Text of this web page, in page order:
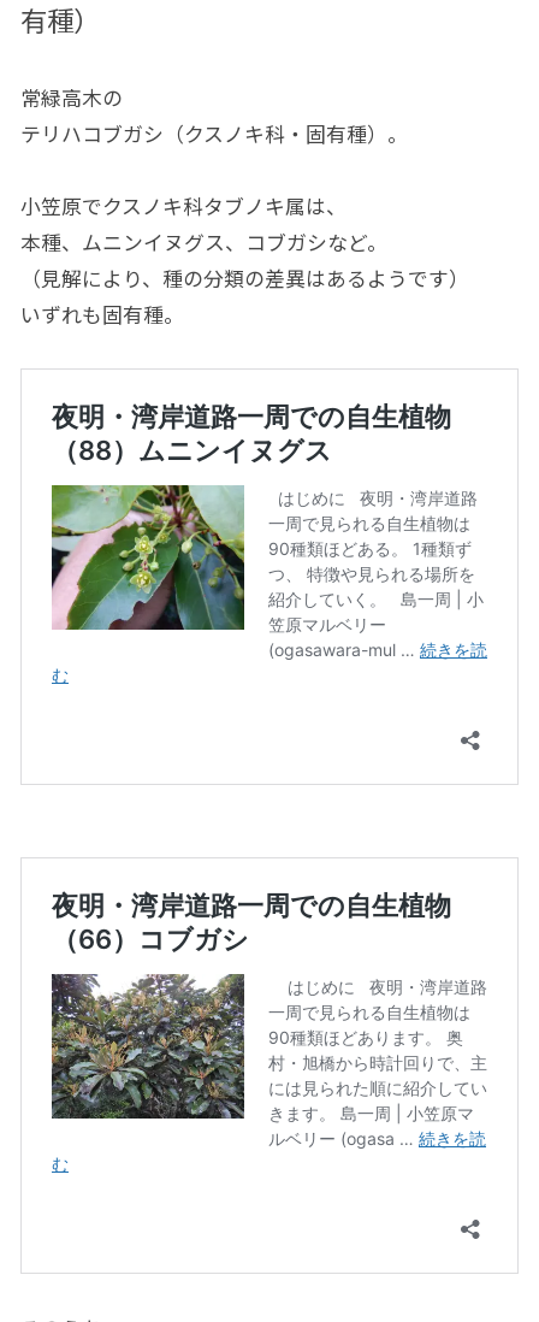
有種）
常緑高木の
テリハコブガシ（クスノキ科・固有種）。
小笠原でクスノキ科タブノキ属は、
本種、ムニンイヌグス、コブガシなど。
（見解により、種の分類の差異はあるようです）
いずれも固有種。